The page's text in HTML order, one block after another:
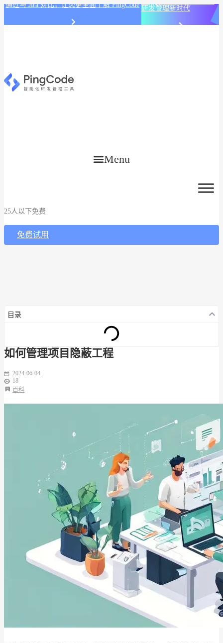
通过与 Jira 对比，让您更全面了解 PingCode 研发管理新时代
Menu
25人以下免费
免费试用
目录
如何管理项目隐蔽工程
2024-06-04
18
百科